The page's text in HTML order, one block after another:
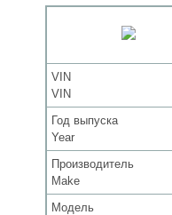
VIN
VIN
Год выпуска
Year
Производитель
Make
Модель